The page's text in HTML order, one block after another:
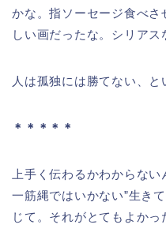
かな。指ソーセージ食べ
しい画だったな。シリアス
人は孤独には勝てない、と
＊＊＊＊＊
上手く伝わるかわからな
一筋縄ではいかない”生き
じて。それがとてもよか